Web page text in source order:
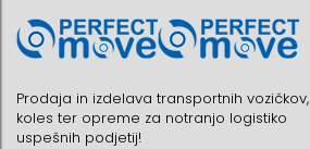
Prodaja in izdelava transportnih vozičkov,
koles ter opreme za notranjo logistiko
uspešnih podjetij!